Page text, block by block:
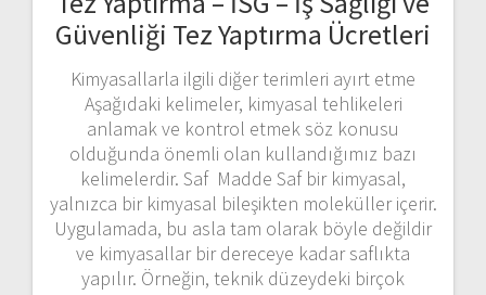
kelimelerdir. Saf Madde Saf bir kimyasal,
yalnızca bir kimyasal bileşikten moleküller içerir.
Uygulamada, bu asla tam olarak böyle değildir
ve kimyasallar bir dereceye kadar saflıkta
yapılır. Örneğin, teknik düzeydeki birçok
endüstriyel kimyasal yalnızca %80…
DEVAMI
odevcimonline
28 Temmuz 2021
0